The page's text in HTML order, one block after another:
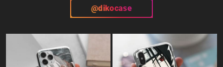
@dikocase